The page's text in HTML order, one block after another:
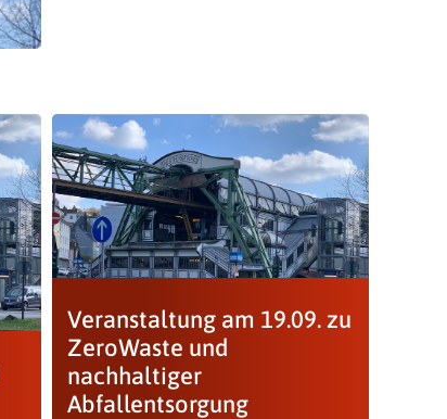
Veranstaltung am 19.09. zu
ZeroWaste und
nachhaltiger
Abfallentsorgung